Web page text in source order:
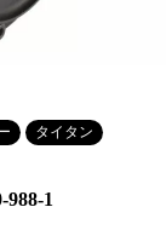
タイタン
988-1